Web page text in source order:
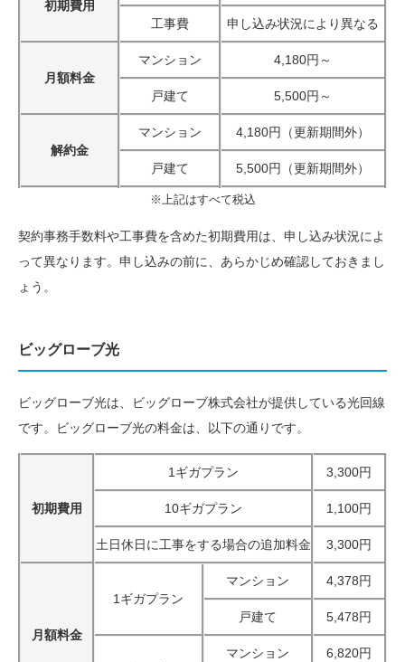
初期費用
工事費
申し込み状況により異なる
月額料金
マンション 4,180円～
戸建て 5,500円～
解約金
マンション 4,180円（更新期間外）
戸建て 5,500円（更新期間外）
※上記はすべて税込
契約事務手数料や工事費を含めた初期費用は、申し込み状況によ
って異なります。申し込みの前に、あらかじめ確認しておきまし
ょう。
ビッグローブ光
ビッグローブ光は、ビッグローブ株式会社が提供している光回線
です。ビッグローブ光の料金は、以下の通りです。
初期費用
1ギガプラン 3,300円
10ギガプラン 1,100円
土日休日に工事をする場合の追加料金 3,300円
月額料金
1ギガプラン
マンション 4,378円
戸建て 5,478円
マンション 6,820円